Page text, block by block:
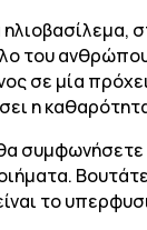
του
σε μία
η
συμφωνήσετε
το